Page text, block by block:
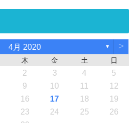
4月 2020 ▼ >
木 金 土 日
2 3 4
5
9 10 11
12
16 17 18
19
23 24 25
26